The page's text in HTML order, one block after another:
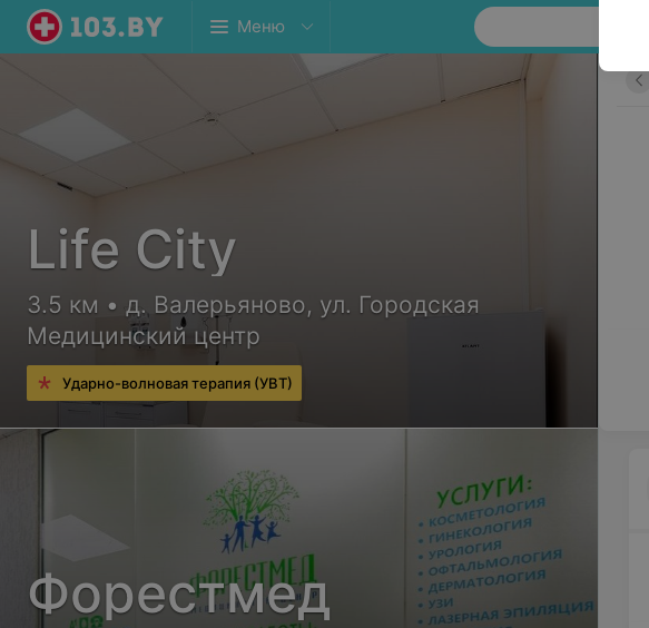
Меню
Life City
3.5 км • д. Валерьяново, ул. Городская
Медицинский центр
Ударно-волновая терапия (УВТ)
Форестмед